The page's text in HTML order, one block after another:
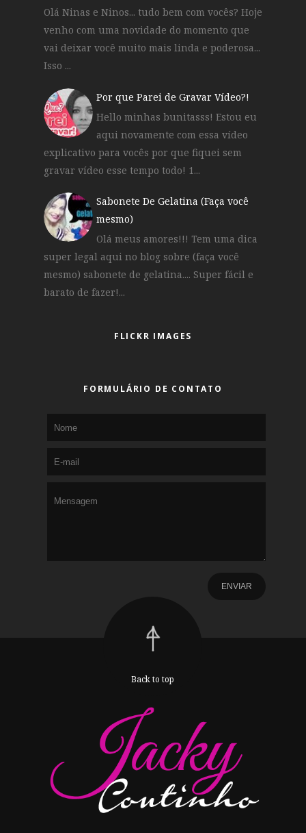
Olá Ninas e Ninos... tudo bem com vocês? Hoje
venho com uma novidade do momento que
vai deixar você muito mais linda e poderosa...
Isso ...
Por que Parei de Gravar Vídeo?!
Hello minhas bunitasss! Estou eu
aqui novamente com essa vídeo
explicativo para vocês por que fiquei sem
gravar vídeo esse tempo todo! 1...
Sabonete De Gelatina (Faça você
mesmo)
Olá meus amores!!! Tem uma dica
super legal aqui no blog sobre (faça você
mesmo) sabonete de gelatina.... Super fácil e
barato de fazer!...
FLICKR IMAGES
FORMULÁRIO DE CONTATO
Back to top